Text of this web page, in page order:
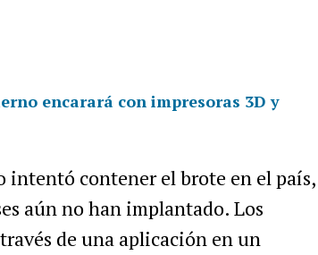
encarará con impresoras 3D y
intentó contener el brote en el país,
aún no han implantado. Los
de una aplicación en un